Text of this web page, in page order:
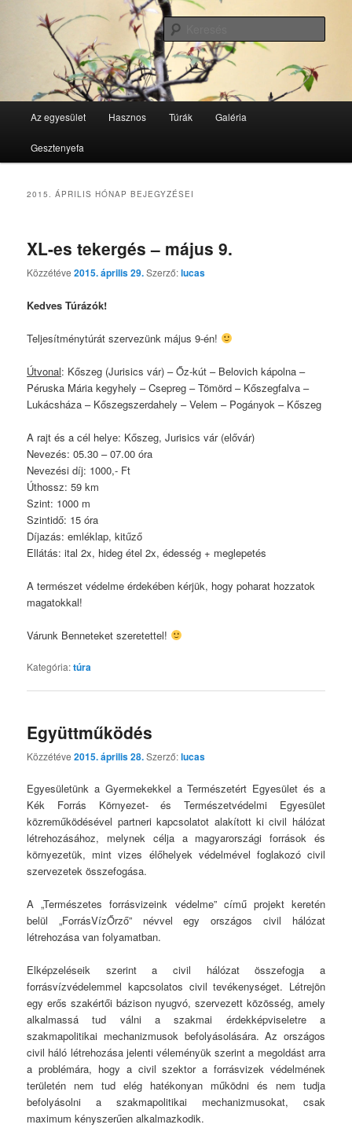
másodlagos
GesztenyeKék
GesztenyeKék Természetbarát Egyesület honlapja
Az egyesület Hasznos Túrák Galéria
Gesztenyefa
2015. ÁPRILIS HÓNAP BEJEGYZÉSEI
XL-es tekergés – május 9.
Közzétéve2015. április 29.Szerző:lucas
Kedves Túrázók!
Teljesítménytúrát szervezünk május 9-én!
Útvonal: Kőszeg (Jurisics vár) – Őz-kút – Belovich kápolna –
Péruska Mária kegyhely – Csepreg – Tömörd – Kőszegfalva –
Lukácsháza – Kőszegszerdahely – Velem – Pogányok – Kőszeg
A rajt és a cél helye: Kőszeg, Jurisics vár (elővár)
Nevezés: 05.30 – 07.00 óra
Nevezési díj: 1000,- Ft
Úthossz: 59 km
Szint: 1000 m
Szintidő: 15 óra
Díjazás: emléklap, kitűző
Ellátás: ital 2x, hideg étel 2x, édesség + meglepetés
A természet védelme érdekében kérjük, hogy poharat hozzatok
magatokkal!
Várunk Benneteket szeretettel!
Kategória:túra
Együttműködés
Közzétéve2015. április 28.Szerző:lucas
Egyesületünk a Gyermekekkel a Természetért Egyesület és a
Kék Forrás Környezet- és Természetvédelmi Egyesület
közreműködésével partneri kapcsolatot alakított ki civil hálózat
létrehozásához, melynek célja a magyarországi források és
környezetük, mint vizes élőhelyek védelmével foglakozó civil
szervezetek összefogása.
A „Természetes forrásvizeink védelme” című projekt keretén
belül „ForrásVízŐrző” névvel egy országos civil hálózat
létrehozása van folyamatban.
Elképzeléseik szerint a civil hálózat összefogja a
forrásvízvédelemmel kapcsolatos civil tevékenységet. Létrejön
egy erős szakértői bázison nyugvó, szervezett közösség, amely
alkalmassá tud válni a szakmai érdekképviseletre a
szakmapolitikai mechanizmusok befolyásolására. Az országos
civil háló létrehozása jelenti véleményük szerint a megoldást arra
a problémára, hogy a civil szektor a forrásvizek védelmének
területén nem tud elég hatékonyan működni és nem tudja
befolyásolni a szakmapolitikai mechanizmusokat, csak
maximum kényszerűen alkalmazkodik.